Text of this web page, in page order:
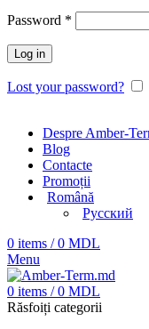
Password *
Log in
Lost your password?
Despre Amber-
Blog
Contacte
Promoții
Română
Русский
0 items / 0 MDL
Menu
0 items / 0 MDL
Răsfoiți categorii